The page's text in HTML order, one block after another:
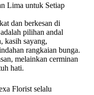
Lima untuk Setiap
dan berkesan di
pilihan andal
kasih sayang,
rangkaian bunga.
melainkan cerminan
hati.
Florist selalu